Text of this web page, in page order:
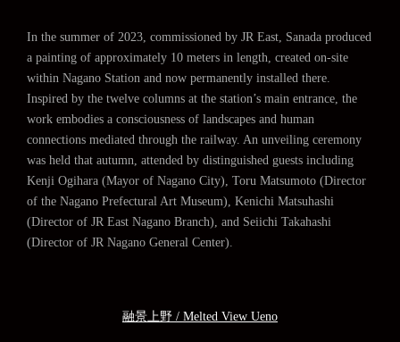
In the summer of 2023, commissioned by JR East, Sanada produced
a painting of approximately 10 meters in length, created on-site
within Nagano Station and now permanently installed there.
Inspired by the twelve columns at the station’s main entrance, the
work embodies a consciousness of landscapes and human
connections mediated through the railway. An unveiling ceremony
was held that autumn, attended by distinguished guests including
Kenji Ogihara (Mayor of Nagano City), Toru Matsumoto (Director
of the Nagano Prefectural Art Museum), Kenichi Matsuhashi
(Director of JR East Nagano Branch), and Seiichi Takahashi
(Director of JR Nagano General Center).
融景上野 / Melted View Ueno